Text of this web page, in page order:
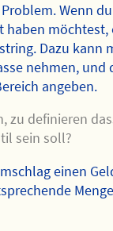
Wenn du
haben möchtest,
Dazu kann
nehmen, und
angeben.
zu definieren
sein soll?
einen